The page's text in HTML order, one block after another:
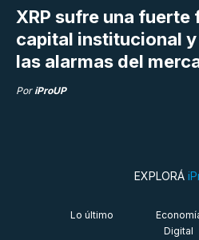
XRP sufre una fuerte
capital institucional
las alarmas del
Por iProUP
EXPLORÁ
Lo último
Digital